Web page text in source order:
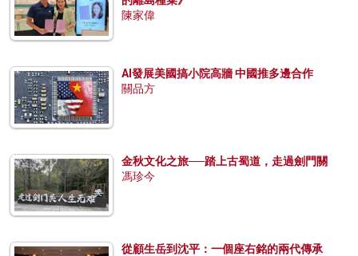
陳家偉
AI發展美國搞小院高牆 中國推多邊合作
關品方
金秋文化之旅──踏上古蜀道，走過劍門關
馮珍今
從顧生岳到沈平：一個座右銘的兩代傳承